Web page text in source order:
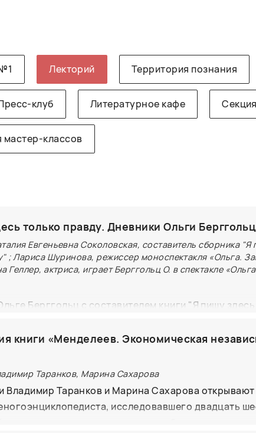
Лекторий Территория познания
клуб Литературное кафе
мастер-классов
только правду. Дневники Ольги Берггольц
Евгеньевна Соколовская, составитель сборника "Я
; Лариса Шуринова, режиссер моноспектакля «Ольга.
Геллер, актриса, играет Берггольц О. в спектакле
Берггольц с составителем книги "Я пишу здесь
Шуриновой и Анной Геллер актрисой,
книги «Менделеев. Экономическая
Таранков, Марина Сахарова
Владимир Таранков и Марина Сахарова
исследовавшего двадцать